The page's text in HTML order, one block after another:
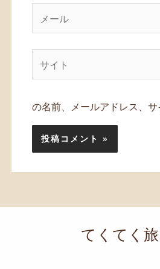
ル
の名前、メールアドレス、サ
てくてく